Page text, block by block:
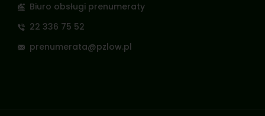
Biuro obsługi prenumeraty
22 336 75 52
prenumerata@pzlow.pl